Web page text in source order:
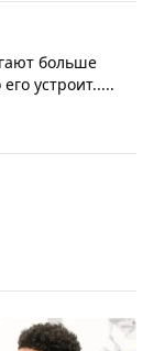
больше
устроит.....